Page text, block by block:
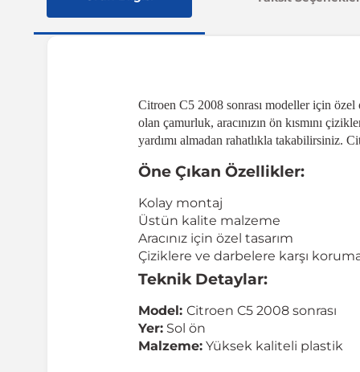
Citroen C5 2008 sonrası modeller için
olan çamurluk, aracınızın ön kısmını
yardımı almadan rahatlıkla takabilirsiniz.
Öne Çıkan Özellikler:
Kolay montaj
Üstün kalite malzeme
Aracınız için özel tasarım
Çiziklere ve darbelere karşı
Teknik Detaylar:
Model: Citroen C5 2008 sonrası
Yer: Sol ön
Malzeme: Yüksek kaliteli plastik